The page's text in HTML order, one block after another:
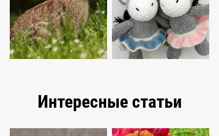
Интересные статьи